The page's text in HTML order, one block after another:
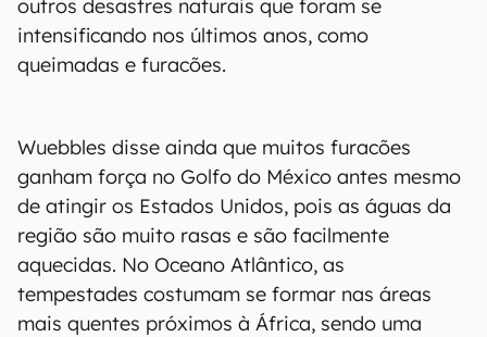
outros desastres naturais que foram se
intensificando nos últimos anos, como
queimadas e furacões.
Wuebbles disse ainda que muitos furacões
ganham força no Golfo do México antes mesmo
de atingir os Estados Unidos, pois as águas da
região são muito rasas e são facilmente
aquecidas. No Oceano Atlântico, as
tempestades costumam se formar nas áreas
mais quentes próximos à África, sendo uma